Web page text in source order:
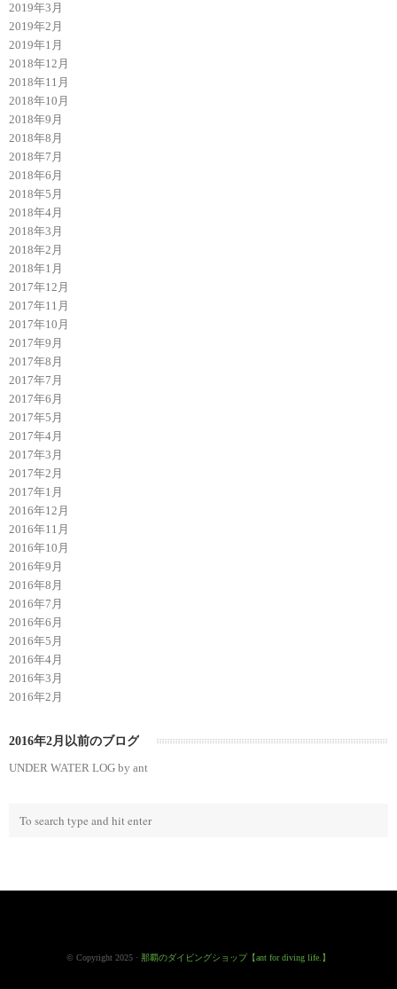
2019年3月
2019年2月
2019年1月
2018年12月
2018年11月
2018年10月
2018年9月
2018年8月
2018年7月
2018年6月
2018年5月
2018年4月
2018年3月
2018年2月
2018年1月
2017年12月
2017年11月
2017年10月
2017年9月
2017年8月
2017年7月
2017年6月
2017年5月
2017年4月
2017年3月
2017年2月
2017年1月
2016年12月
2016年11月
2016年10月
2016年9月
2016年8月
2016年7月
2016年6月
2016年5月
2016年4月
2016年3月
2016年2月
2016年2月以前のブログ
UNDER WATER LOG by ant
© Copyright 2025 · 那覇のダイビングショップ【ant for diving life.】